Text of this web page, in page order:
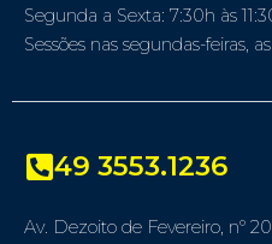
Segunda a Sexta: 7:30h às
Sessões nas segundas-feiras,
49 3553.1236
Av. Dezoito de Fevereiro, nº 20